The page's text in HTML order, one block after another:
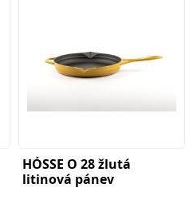
HÓSSE O 28 žlutá
litinová pánev